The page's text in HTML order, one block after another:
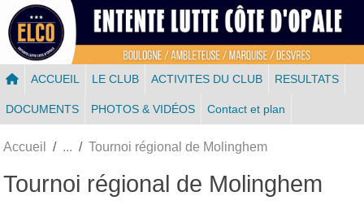
ACCUEIL LE CLUB ACTIVITES DU CLUB RESULTATS
DOCUMENTS PHOTOS & VIDÉOS Contact et plan
Accueil Tournoi régional de Molinghem
Tournoi régional de Molinghem
Panneau de gestion des cookies